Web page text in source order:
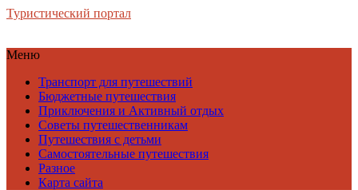
Туристический портал
Меню
Транспорт для путешествий
Бюджетные путешествия
Приключения и Активный отдых
Советы путешественникам
Путешествия с детьми
Самостоятельные путешествия
Разное
Карта сайта